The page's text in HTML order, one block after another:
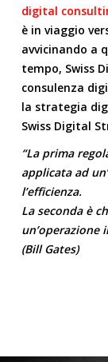
digital
è in viaggio
avvicinando a
tempo, Swiss
consulenza
la strategia
Swiss Digital
“La prima
applicata ad
l’efficienza.
La seconda è
un’operazione
(Bill Gates)